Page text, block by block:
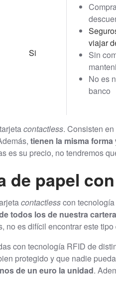
Si
viajar
Sin
No es
banco
contactless. Consisten
tienen la misma
es su precio, no tendremos
de papel
contactlesscon
todos los de nuestra
no es difícil encontrar este tipo
con tecnología RFID de
protegido y que nadie
de un euro la unidad.